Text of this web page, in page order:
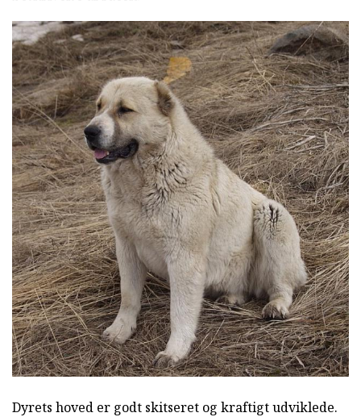
Dyrets hoved er godt skitseret og kraftigt udviklede.